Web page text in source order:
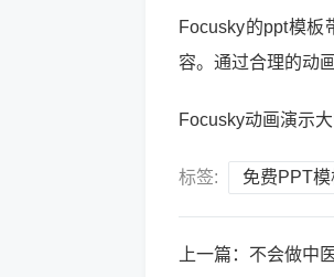
Focusky的ppt模
容。通过合理的动
Focusky动画演示
标签: 免费PPT模
上一篇： 不会做中